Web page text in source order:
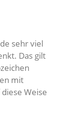
sehr viel
Das gilt
mit
Weise